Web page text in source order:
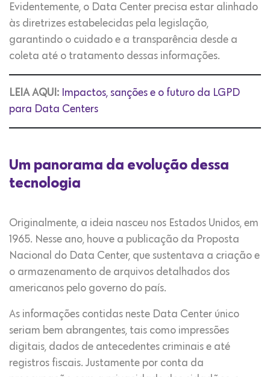
Evidentemente, o Data Center precisa estar alinhado
às diretrizes estabelecidas pela legislação,
garantindo o cuidado e a transparência desde a
coleta até o tratamento dessas informações.
LEIA AQUI: Impactos, sanções e o futuro da LGPD
para Data Centers
Um panorama da evolução dessa
tecnologia
Originalmente, a ideia nasceu nos Estados Unidos, em
1965. Nesse ano, houve a publicação da Proposta
Nacional do Data Center, que sustentava a criação e
o armazenamento de arquivos detalhados dos
americanos pelo governo do país.
As informações contidas neste Data Center único
seriam bem abrangentes, tais como impressões
digitais, dados de antecedentes criminais e até
registros fiscais. Justamente por conta da